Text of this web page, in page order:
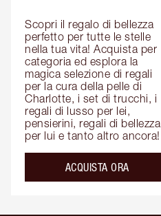
Scopri il regalo di bellezza
perfetto per tutte le stelle
nella tua vita! Acquista per
categoria ed esplora la
magica selezione di regali
per la cura della pelle di
Charlotte, i set di trucchi, i
regali di lusso per lei,
pensierini, regali di bellezza
per lui e tanto altro ancora!
ACQUISTA ORA